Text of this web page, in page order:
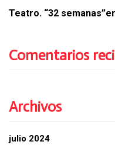
Teatro. “32
Comentarios
Archivos
julio 2024